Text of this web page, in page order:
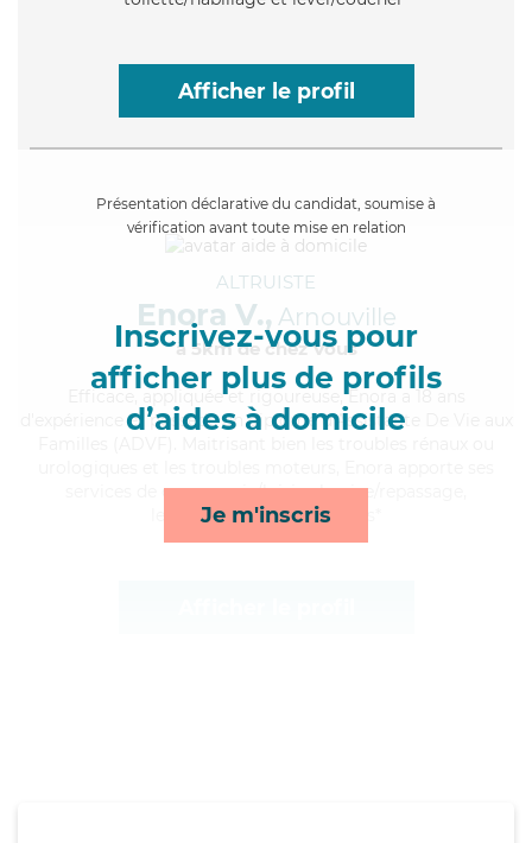
Afficher le profil
Présentation déclarative du candidat, soumise à
vérification avant toute mise en relation
Inscrivez-vous pour
afficher plus de profils
d’aides à domicile
Je m'inscris
ALTRUISTE
Enora V., Arnouville
à 5km de chez Vous
, appliquée et rigoureuse, Enora a 18 ans
d'expérience et possède un diplôme d'Assistante De Vie aux
services de compagnie/loisirs, lessive/repassage,
lever/coucher et transports*